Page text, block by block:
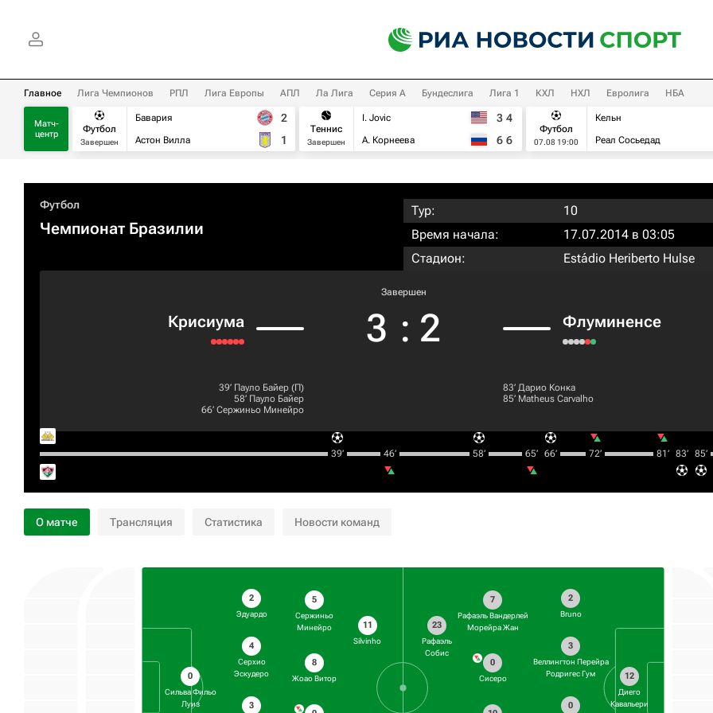
Главное Лига Чемпионов РПЛ Лига Европы АПЛ Ла Лига Серия А Бундеслига Лига 1 КХЛ НХЛ Евролига НБА
Матч-
центр
Футбол
Завершен
Бавария
Астон Вилла
2
1
Теннис
Завершен
I. Jovic
А. Корнеева
3 4
6 6
Футбол
07.08 19:00
Кельн
Реал Сосьедад
Футбол
Чемпионат Бразилии
Тур:
10
Время начала:
17.07.2014 в 03:05
Стадион:
Estádio Heriberto Hulse
Крисиума
Завершен
3 : 2 Флуминенсе
39‎’‎ Пауло Байер (П)
58‎’‎ Пауло Байер
66‎’‎ Сержиньо Минейро
83‎’‎ Дарио Конка
85‎’‎ Matheus Carvalho
39‎’‎ 46‎’‎ 58‎’‎ 65‎’‎ 66‎’‎ 72‎’‎ 81‎’‎ 83‎’‎ 85‎’‎
О матче Трансляция Статистика Новости команд
0
Сильва Фильо
Луиз
2
Эдуардо
4
Серхио
Эскудеро
3
5
Сержиньо
Минейро
8
Жоао Витор
11
Silvinho
12
Диего
Кавальери
2
Bruno
3
Веллингтон Перейра
Родригес Гум
0
7
Рафаэль Вандерлей
Морейра Жан
0
Сисеро
23
Рафаэль
Собис